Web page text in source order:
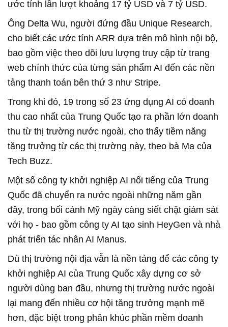
ước tính lần lượt khoảng 17 tỷ USD và 7 tỷ USD.
Ông Delta Wu, người đứng đầu Unique Research,
cho biết các ước tính ARR dựa trên mô hình nội bộ,
bao gồm việc theo dõi lưu lượng truy cập từ trang
web chính thức của từng sản phẩm AI đến các nền
tảng thanh toán bên thứ 3 như Stripe.
Trong khi đó, 19 trong số 23 ứng dụng AI có doanh
thu cao nhất của Trung Quốc tạo ra phần lớn doanh
thu từ thị trường nước ngoài, cho thấy tiềm năng
tăng trưởng từ các thị trường này, theo bà Ma của
Tech Buzz.
Một số công ty khởi nghiệp AI nổi tiếng của Trung
Quốc đã chuyển ra nước ngoài những năm gần
đây, trong bối cảnh Mỹ ngày càng siết chặt giám sát
với họ - bao gồm công ty AI tạo sinh HeyGen và nhà
phát triển tác nhân AI Manus.
Dù thị trường nội địa vẫn là nền tảng để các công ty
khởi nghiệp AI của Trung Quốc xây dựng cơ sở
người dùng ban đầu, nhưng thị trường nước ngoài
lại mang đến nhiều cơ hội tăng trưởng mạnh mẽ
hơn, đặc biệt trong phân khúc phần mềm doanh